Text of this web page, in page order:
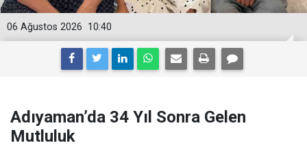
10:40
06 Ağustos 2026
Adıyaman’da 34 Yıl Sonra Gelen
Mutluluk